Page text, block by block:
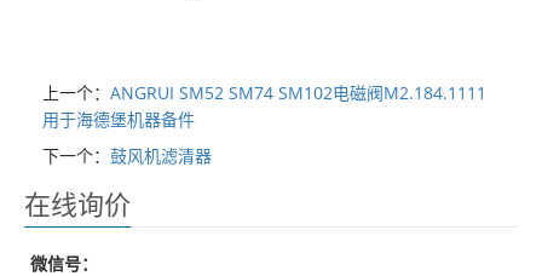
上一个： ANGRUI SM52 SM74 SM102电磁阀M2.184.1111
用于海德堡机器备件
下一个： 鼓风机滤清器
在线询价
微信号：